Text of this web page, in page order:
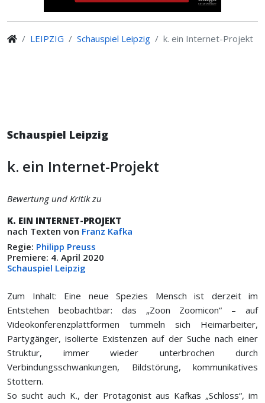
LEIPZIG Schauspiel Leipzig k. ein Internet-Projekt
Schauspiel Leipzig
k. ein Internet-Projekt
Bewertung und Kritik zu
K. EIN INTERNET-PROJEKT
nach Texten von Franz Kafka
Regie: Philipp Preuss
Premiere: 4. April 2020
Schauspiel Leipzig
Zum Inhalt: Eine neue Spezies Mensch ist derzeit im
Entstehen beobachtbar: das „Zoon Zoomicon“ – auf
Videokonferenzplattformen tummeln sich Heimarbeiter,
Partygänger, isolierte Existenzen auf der Suche nach einer
Struktur, immer wieder unterbrochen durch
Verbindungsschwankungen, Bildstörung, kommunikatives
Stottern.
So sucht auch K., der Protagonist aus Kafkas „Schloss“, im